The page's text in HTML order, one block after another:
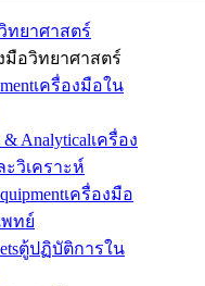
ทยาศาสตร์
มือวิทยาศาสตร์
เครื่องมือใน
& Analyticalเครื่อง
วิเคราะห์
เครื่องมือ
ทย์
ตู้ปฏิบัติการใน